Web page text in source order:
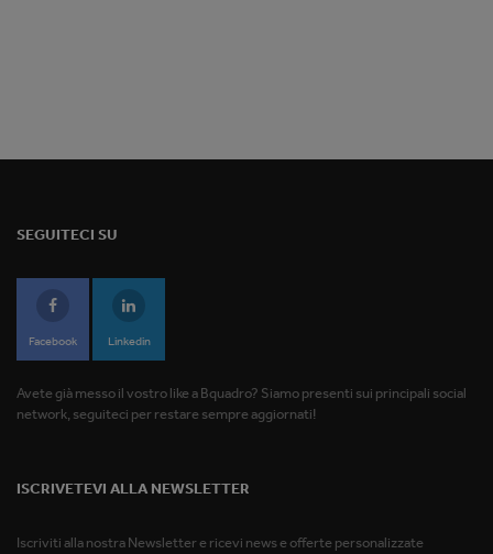
SEGUITECI SU
Facebook Linkedin
Avete già messo il vostro like a Bquadro? Siamo presenti sui principali social
network, seguiteci per restare sempre aggiornati!
ISCRIVETEVI ALLA NEWSLETTER
Iscriviti alla nostra Newsletter e ricevi news e offerte personalizzate